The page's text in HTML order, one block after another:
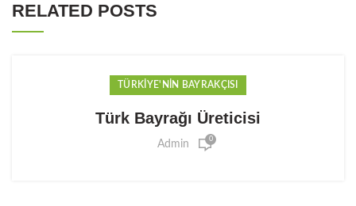
RELATED POSTS
TÜRKIYE'NIN BAYRAKÇISI
Türk Bayrağı Üreticisi
Admin 0